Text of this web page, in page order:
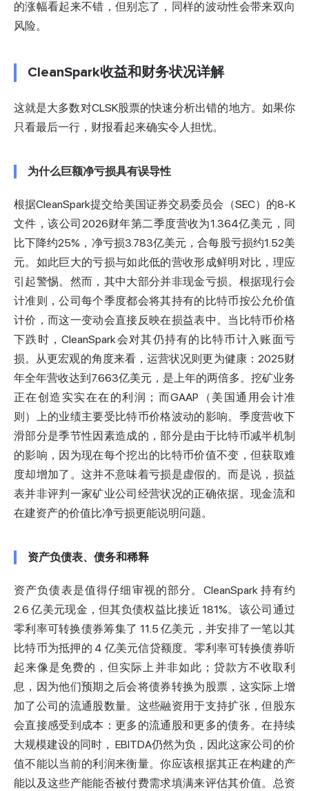
的涨幅看起来不错，但别忘了，同样的波动性会带来双向
风险。
CleanSpark收益和财务状况详解
这就是大多数对CLSK股票的快速分析出错的地方。如果你
只看最后一行，财报看起来确实令人担忧。
为什么巨额净亏损具有误导性
根据CleanSpark提交给美国证券交易委员会（SEC）的8-K
文件 ，该公司2026财年第二季度营收为1.364亿美元，同
比下降约25%，净亏损3.783亿美元，合每股亏损约1.52美
元。如此巨大的亏损与如此低的营收形成鲜明对比，理应
引起警惕。然而，其中大部分并非现金亏损。根据现行会
计准则，公司每个季度都会将其持有的比特币按公允价值
计价，而这一变动会直接反映在损益表中。当比特币价格
下跌时，CleanSpark会对其仍持有的比特币计入账面亏
损。从更宏观的角度来看，运营状况则更为健康：2025财
年全年营收达到7.663亿美元，是上年的两倍多。挖矿业务
正在创造实实在在的利润；而GAAP（美国通用会计准
则）上的业绩主要受比特币价格波动的影响。季度营收下
滑部分是季节性因素造成的，部分是由于比特币减半机制
的影响，因为现在每个挖出的比特币价值不变，但获取难
度却增加了。这并不意味着亏损是虚假的。而是说，损益
表并非评判一家矿业公司经营状况的正确依据。现金流和
在建资产的价值比净亏损更能说明问题。
资产负债表、债务和稀释
资产负债表是值得仔细审视的部分。CleanSpark 持有约
2.6 亿美元现金，但其负债权益比接近 181%。该公司通过
零利率可转换债券筹集了 11.5 亿美元，并安排了一笔以其
比特币为抵押的 4 亿美元信贷额度。零利率可转换债券听
起来像是免费的，但实际上并非如此；贷款方不收取利
息，因为他们预期之后会将债券转换为股票，这实际上增
加了公司的流通股数量。这些融资用于支持扩张，但股东
会直接感受到成本：更多的流通股和更多的债务。在持续
大规模建设的同时， EBITDA仍然为负，因此这家公司的价
值不能以当前的利润来衡量。你应该根据其正在构建的产
能以及这些产能能否被付费需求填满来评估其价值。总资